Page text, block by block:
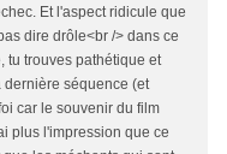
Et l'aspect ridicule que
dire drôle<br /> dans ce
tu trouves pathétique et
dernière séquence (et
car le souvenir du film
plus l'impression que ce